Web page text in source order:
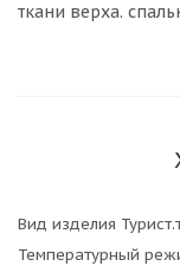
ткани верха.
Вид изделия
Температурный